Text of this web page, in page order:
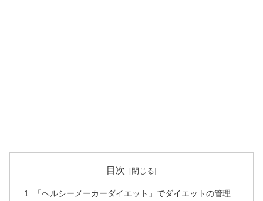
目次
「ヘルシーメーカーダイエット」でダイエットの管理